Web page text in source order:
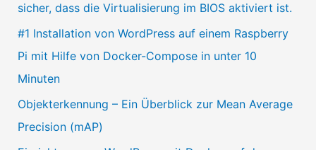
e
a
u
w
sicher, dass die Virtualisierung im BIOS aktiviert ist.
#1 Installation von WordPress auf einem Raspberry
Pi mit Hilfe von Docker-Compose in unter 10
Minuten
Objekterkennung – Ein Überblick zur Mean Average
Precision (mAP)